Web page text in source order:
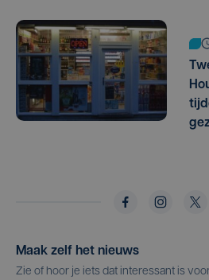
Maak zelf het nieuws
Zie of hoor je iets dat interessant is